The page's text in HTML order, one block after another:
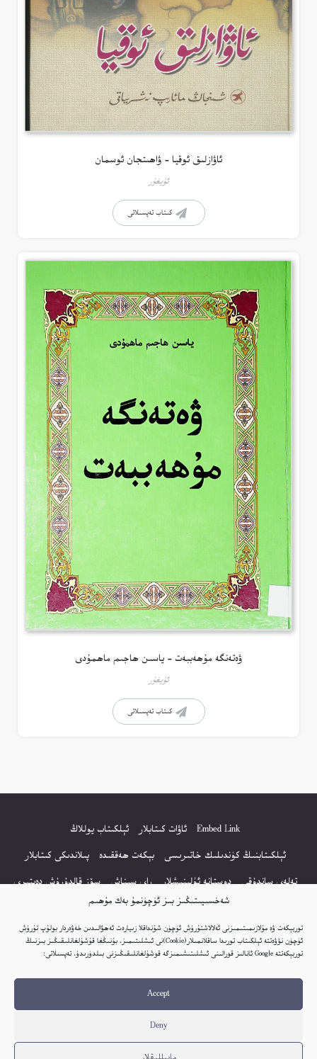
شەخسىيىتىڭىز بىز ئۈچۈنمۇ بەك مۇھىم
توربېكەت ۋە مۇلازىمىتىمىزنى ئەلالاشتۇرۇش ئۈچۈن شۇنداقلا زىيارەت ئەھۋالىدىن خەۋەردار بولۇپ تۇرۇش
ئۈچۈن نۆۋەتتە ئېلكىتاب تورىدا ساقلانمىلار(Cookie)نى ئىشلىتىمىز. بۇنىڭغا قۇشۇلغانلىقىڭىز بىزنىڭ
توربېكەتتە Google ئانالىز قورالىنى ئىشلىتىشىمىزگە قوشۇلغانلىقىڭىزنى بىلدۈرىدۇ. تەپسىلاتى:
Accept
Deny
ئاۋازلىق ئوقيا – ۋاھىتجان ئوسمان
ئۇيغۇر
كىتاب تەپسىلاتى
ۋەتەنگە مۇھەببەت – ياسىن ھاجىم ماھمۇدى
ئۇيغۇر
كىتاب تەپسىلاتى
Embed Link ئاۋات كىتابلار
ئېلكىتاب يوللاڭ
ئېلكىتابنىڭ كۈندىلىك خاتىرىسى
بېكەت ھەققىدە
پىلاندىكى كىتابلار
تەلەي ساندۇقى
دوستانە ئۇلىنىشلار راي سىناش
سۆز قالدۇرۇش دەپتىرى
كۆپ سورالغان سۇئاللار
كىتاب تىزىملىكى
مەخپىيەتلىك باياناتى
نەشىر ھوقۇقى باياناتى
© 2017-2026 تور بېكەتنىڭ بارلىق ھوقۇقى ئېلكىتاب تورى غا مەنسۇپ.
ھەر كۈنى يېڭى كىتابلار قوشۇلىۋاتىدۇ...